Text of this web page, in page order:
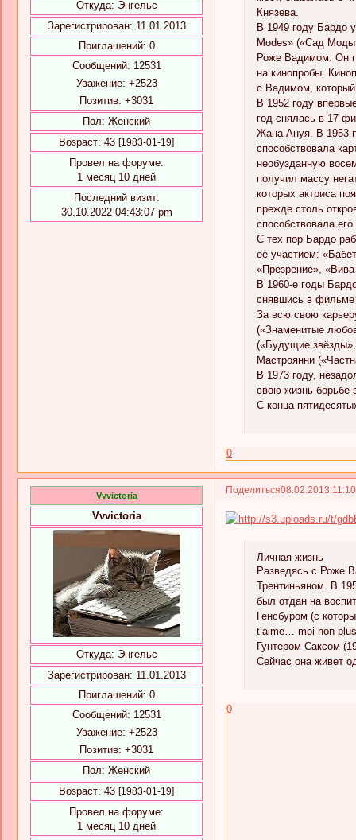
Откуда: Энгельс
Зарегистрирован: 11.01.2013
Приглашений: 0
Сообщений: 12531
Уважение: +2523
Позитив: +3031
Пол: Женский
Возраст: 43 [1983-01-19]
Провел на форуме:
1 месяц 10 дней
Последний визит:
30.10.2022 04:43:07 pm
Князева.
В 1949 году Бардо
Modes» («Сад
Роже Вадимом. Он
на кинопробы.
с Вадимом,
В 1952 году
год снялась в 17
Жана Ануя. В 1953
способствовала
необузданную
получил массу
которых актриса
прежде столь
способствовала
С тех пор Бардо
её участием:
«Презрение»,
В 1960-е годы
снявшись в
За всю свою
(«Знаменитые
(«Будущие
Мастроянни
В 1973 году,
свою жизнь борьбе
С конца
0
Поделиться08.02.2013
Vvvictoria
Vvvictoria
Откуда: Энгельс
Зарегистрирован: 11.01.2013
Приглашений: 0
Сообщений: 12531
Уважение: +2523
Позитив: +3031
Пол: Женский
Возраст: 43 [1983-01-19]
Провел на форуме:
1 месяц 10 дней
Личная жизнь
Разведясь с Роже
Трентиньяном. В
был отдан на
Генсбуром (с
t’aime… moi non
Гунтером Саксом
Сейчас она живет
0